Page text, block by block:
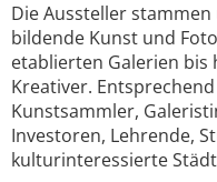
Die Aussteller
bildende Kunst und
etablierten Galerien bis
Kreativer.
Kunstsammler,
Investoren, Lehrende,
kulturinteressierte